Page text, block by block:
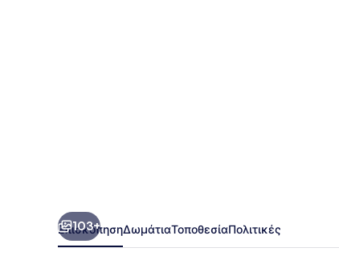
103+
ΕπισκόπησηΔωμάτιαΤοποθεσίαΠολιτικές